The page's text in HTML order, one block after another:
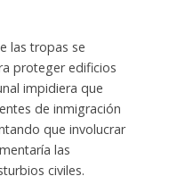
las tropas se
proteger edificios
impidiera que
de inmigración
que involucrar
las
civiles.